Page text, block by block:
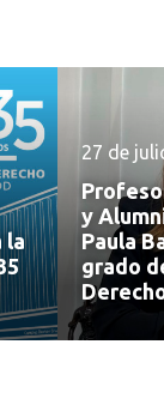
la
27 de
y
Paula
grado